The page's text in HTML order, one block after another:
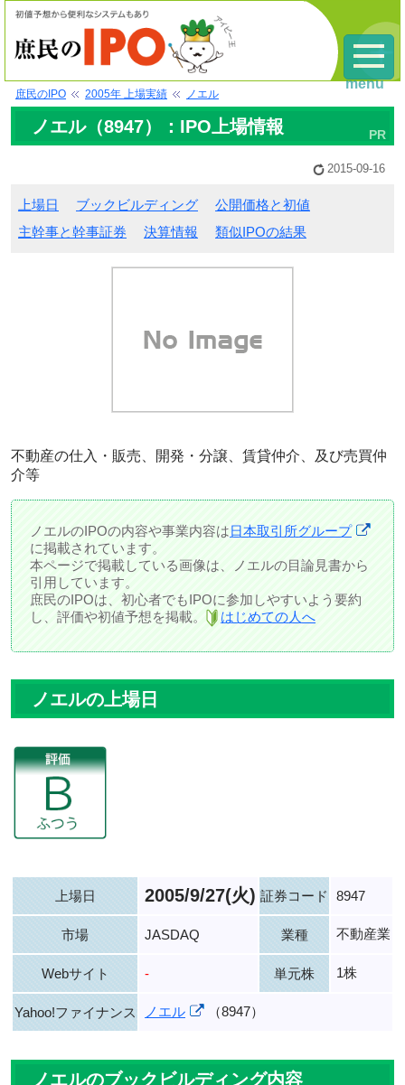
庶民のIPO 2005年 上場実績 ノエル
ノエル（8947）：IPO上場情報
2015-09-16
上場日 ブックビルディング
公開価格と初値
主幹事と幹事証券
決算情報 類似IPOの結果
不動産の仕入・販売、開発・分譲、賃貸仲介、及び売買仲
介等
ノエルのIPOの内容や事業内容は日本取引所グループ
に掲載されています。
本ページで掲載している画像は、ノエルの目論見書から
引用しています。
庶民のIPOは、初心者でもIPOに参加しやすいよう要約
し、評価や初値予想を掲載。
はじめての人へ
ノエルの上場日
上場日 2005/9/27(火) 証券コード 8947
市場 JASDAQ 業種 不動産業
Webサイト - 単元株 1株
Yahoo!ファイナンス ノエル （8947）
ノエルのブックビルディング内容
menu